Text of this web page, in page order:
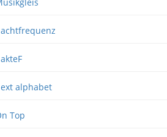
alphabet
Top